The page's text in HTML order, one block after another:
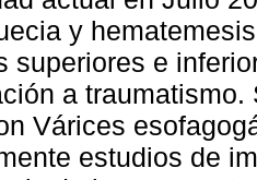
y
superiores e
a
Várices
estudios de